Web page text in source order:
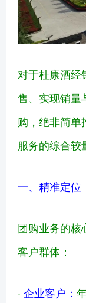
对于杜康酒经
售、实现销量
购，绝非简单
服务的综合较
一、精准定位
团购业务的核
客户群体：
· 企业客户：